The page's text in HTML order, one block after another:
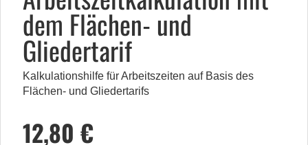
dem Flächen- und
Gliedertarif
Kalkulationshilfe für Arbeitszeiten auf Basis des
Flächen- und Gliedertarifs
12,80 €